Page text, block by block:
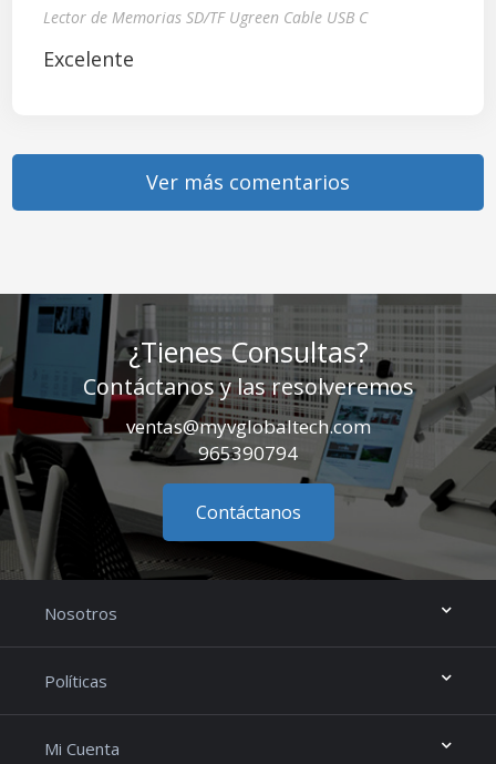
Lector de Memorias SD/TF Ugreen Cable USB C
Excelente
Ver más comentarios
¿Tienes Consultas?
Contáctanos y las resolveremos
ventas@myvglobaltech.com
965390794
Contáctanos
Nosotros
Políticas
Mi Cuenta